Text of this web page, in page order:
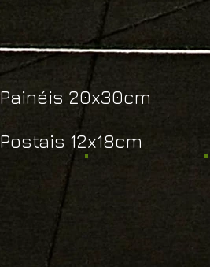
Painéis 20x30cm
Postais 12x18cm